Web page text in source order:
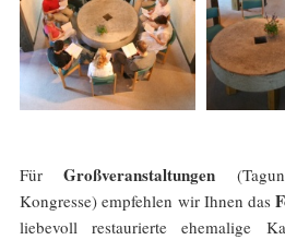
FürGroßveranstaltungen
Kongresse) empfehlen wir Ihnen das
liebevoll restaurierte ehemalige